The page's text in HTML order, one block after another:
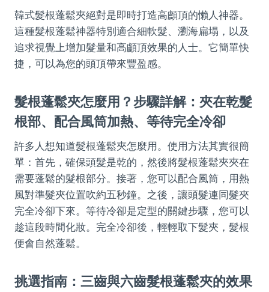
韓式髮根蓬鬆夾絕對是即時打造高顱頂的懶人神器。
這種髮根蓬鬆神器特別適合細軟髮、瀏海扁塌，以及
追求視覺上增加髮量和高顱頂效果的人士。它簡單快
捷，可以為您的頭頂帶來豐盈感。
髮根蓬鬆夾怎麼用？步驟詳解：夾在乾髮
根部、配合風筒加熱、等待完全冷卻
許多人想知道髮根蓬鬆夾怎麼用。使用方法其實很簡
單：首先，確保頭髮是乾的，然後將髮根蓬鬆夾夾在
需要蓬鬆的髮根部分。接著，您可以配合風筒，用熱
風對準髮夾位置吹約五秒鐘。之後，讓頭髮連同髮夾
完全冷卻下來。等待冷卻是定型的關鍵步驟，您可以
趁這段時間化妝。完全冷卻後，輕輕取下髮夾，髮根
便會自然蓬鬆。
挑選指南：三齒與六齒髮根蓬鬆夾的效果